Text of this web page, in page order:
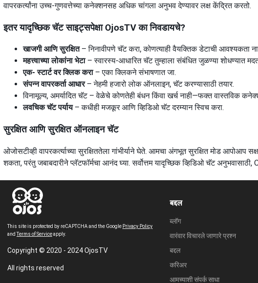
वापरकर्त्यांना उच्च-गुणवत्तेच्या कनेक्शनसह अधिक चांगला अनुभव देण्यावर लक्ष केंद्रित करतो.
इतर यादृच्छिक चॅट साइट्सपेक्षा OjosTV का निवडायचे?
खाजगी आणि सुरक्षित– निनावीपणे चॅट करा, कोणत्याही वैयक्तिक डेटाची आवश्यकता
महत्त्वाच्या लोकांना भेटा– स्वारस्य-आधारित चॅट तुम्हाला संबंधित जुळण्या शोधण्यात
एक- स्टार्ट वर क्लिक करा– एका क्लिकने संभाषणात जा.
संपन्न वापरकर्ता आधार– नेहमी हजारो लोक ऑनलाइन, चॅट करण्यासाठी तयार.
विनामूल्य, अमर्यादित चॅट – वेळेचे कोणतेही बंधन किंवा खर्च नाही—फक्त वास्तविक
लवचिक चॅट पर्याय– कधीही मजकूर आणि व्हिडिओ चॅट दरम्यान स्विच करा.
सुरक्षित आणि सुरक्षित ऑनलाइन चॅट
ओजोसटीव्ही वापरकर्त्याच्या सुरक्षिततेला गांभीर्याने घेते. आमचा अंगभूत सुरक्षित मोड आपोआप
शकता, परंतु जबाबदारीने प्लॅटफॉर्मचा आनंद घ्या. सर्वोत्तम यादृच्छिक व्हिडिओ चॅट
This site is protected by reCAPTCHA and the Google Privacy Policy
andTerms of Serviceapply.
Copyright © 2020 - 2024 OjosTV
All rights reserved
बद्दल
ब्लॉग
वारंवार विचारले जाणारे प्रश्न
बद्दल
करिअर
आमच्याशी संपर्क साधा